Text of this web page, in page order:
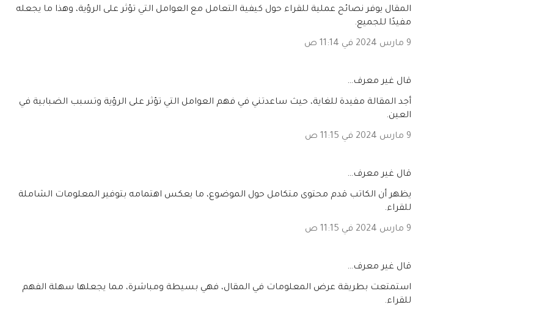
المقال يوفر نصائح عملية للقراء حول كيفية التعامل مع العوامل التي تؤثر على الرؤية، وهذا ما يجعله
مفيدًا للجميع.
9 مارس 2024 في 11:14 ص
‏قال غير معرف…
أجد المقالة مفيدة للغاية، حيث ساعدتني في فهم العوامل التي تؤثر على الرؤية وتسبب الضبابية في
العين.
9 مارس 2024 في 11:15 ص
‏قال غير معرف…
يظهر أن الكاتب قدم محتوى متكامل حول الموضوع، ما يعكس اهتمامه بتوفير المعلومات الشاملة
للقراء.
9 مارس 2024 في 11:15 ص
‏قال غير معرف…
استمتعت بطريقة عرض المعلومات في المقال، فهي بسيطة ومباشرة، مما يجعلها سهلة الفهم
للقراء.